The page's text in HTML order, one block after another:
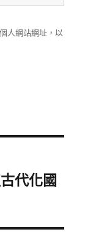
人網站網址，以
代化國